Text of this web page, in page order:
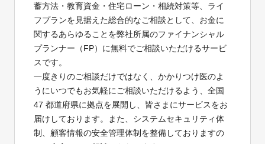
蓄方法・教育資金・住宅ローン・相続対策等、ライ
フプランを見据えた総合的なご相談として、お金に
関するあらゆることを弊社所属のファイナンシャル
プランナー（FP）に無料でご相談いただけるサービ
スです。
一度きりのご相談だけではなく、かかりつけ医のよ
うにいつでもお気軽にご相談いただけるよう、全国
47 都道府県に拠点を展開し、皆さまにサービスをお
届けしております。また、システムセキュリティ体
制、顧客情報の安全管理体制を整備しておりますの